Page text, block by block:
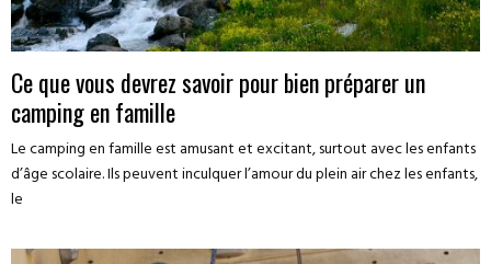
Ce que vous devrez savoir pour bien préparer un
camping en famille
Le camping en famille est amusant et excitant, surtout avec les enfants
d’âge scolaire. Ils peuvent inculquer l’amour du plein air chez les enfants,
le